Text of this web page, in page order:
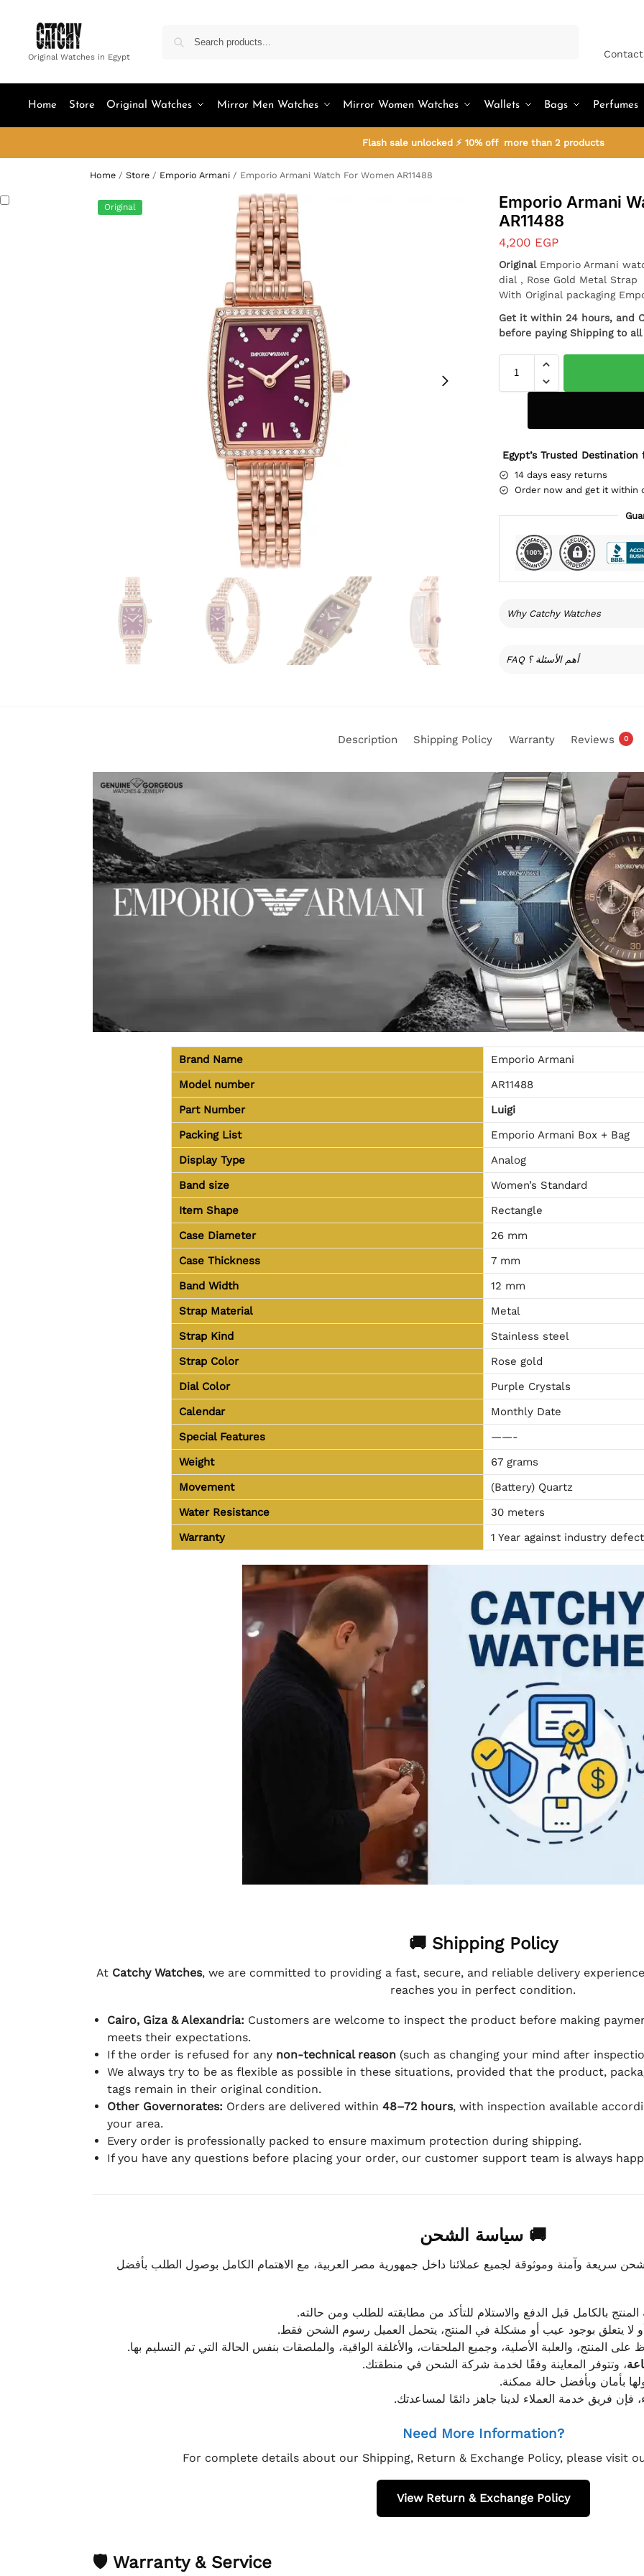
Original Watches in Egypt
Home Store Original Watches Mirror Men Watches Mirror Women Watches Wallets Bags Perfumes
Flash sale unlocked ⚡ 10% off more than 2 products
Home / Store / Emporio Armani / Emporio Armani Watch For Women AR11488
Original
Emporio Armani
AR11488
4,200 EGP
OriginalEmporio Armani
dial , Rose Gold Metal Strap
With Original packaging
Get it within 24 hours, and
before paying Shipping to
Egypt’s Trusted
14 days easy returns
Order now and get it within
Why Catchy Watches
FAQ أهم الأسئلة ؟
Description Shipping Policy Warranty Reviews 0
Brand Name
Emporio Armani
Model number
AR11488
Part Number
Luigi
Packing List
Emporio Armani Box + Bag
Display Type
Analog
Band size
Women’s Standard
Item Shape
Rectangle
Case Diameter
26 mm
Case Thickness
7 mm
Band Width
12 mm
Strap Material
Metal
Strap Kind
Stainless steel
Strap Color
Rose gold
Dial Color
Purple Crystals
Calendar
Monthly Date
Special Features
——-
Weight
67 grams
Movement
(Battery) Quartz
Water Resistance
30 meters
Warranty
1 Year against industry
🚚 Shipping Policy
At Catchy Watches, we are committed to providing a fast, secure, and reliable delivery
reaches you in perfect condition.
Cairo, Giza & Alexandria: Customers are welcome to inspect the product before making
meets their expectations.
If the order is refused for any non-technical reason(such as changing your mind after
We always try to be as flexible as possible in these situations, provided that the product,
tags remain in their original condition.
Other Governorates: Orders are delivered within 48–72 hours, with inspection available
your area.
Every order is professionally packed to ensure maximum protection during shipping.
If you have any questions before placing your order, our customer support team is always
🚚 سياسة الشحن
سريعة وآمنة وموثوقة لجميع عملائنا داخل جمهورية مصر العربية، مع الاهتمام الكامل بوصول الطلب بأفضل
بالكامل قبل الدفع والاستلام للتأكد من مطابقته للطلب ومن حالته.
لا يتعلق بوجود عيب أو مشكلة في المنتج، يتحمل العميل رسوم الشحن فقط.
المنتج، والعلبة الأصلية، وجميع الملحقات، والأغلفة الواقية، والملصقات بنفس الحالة التي تم التسليم بها.
، وتتوفر المعاينة وفقًا لخدمة شركة الشحن في منطقتك.
بأمان وبأفضل حالة ممكنة.
فإن فريق خدمة العملاء لدينا جاهز دائمًا لمساعدتك.
Need More Information?
For complete details about our Shipping, Return & Exchange Policy, please visit
View Return & Exchange Policy
🛡 Warranty & Service